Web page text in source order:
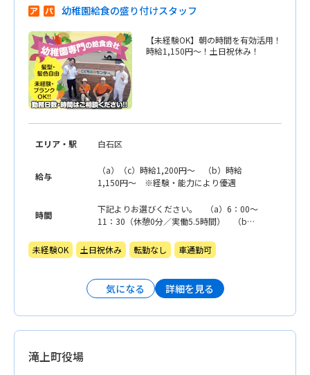
幼稚園給食の盛り付けスタッフ
【未経験OK】朝の時間を有効活用！
時給1,150円〜！土日祝休み！
エリア・駅 白石区
給与
（a）（c）時給1,200円〜 （b）時給
1,150円〜 ※経験・能力により優遇
時間
下記よりお選びください。 （a）6：00〜
11：30（休憩0分／実働5.5時間） （b）
間） （c）13：00〜19：00（休憩30分／
実働5.5時間） ※幼稚園の長期休み等閑散
で応相談
未経験OK 土日祝休み 転勤なし 車通勤可
気になる 詳細を見る
滝上町役場